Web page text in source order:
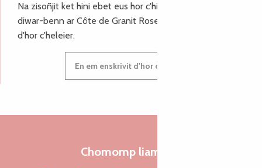
Na zisoñjit ket hini ebet eus hor c'hinnigoù mat ha keleier
diwar-benn ar Côte de Granit Rose, enskrivit hoc'h anv
d'hor c'heleier.
En em enskrivit d'hor c'heleier
Chomomp liammet